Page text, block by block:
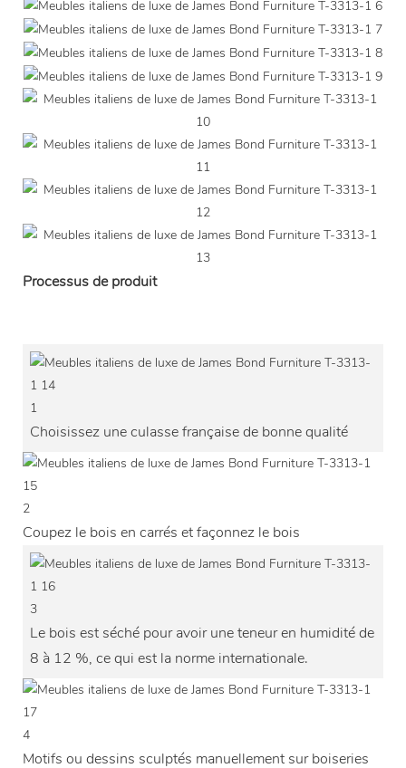
Processus de produit
1
Choisissez une culasse française de bonne qualité
2
Coupez le bois en carrés et façonnez le bois
3
Le bois est séché pour avoir une teneur en humidité de
8 à 12 %, ce qui est la norme internationale.
4
Motifs ou dessins sculptés manuellement sur boiseries